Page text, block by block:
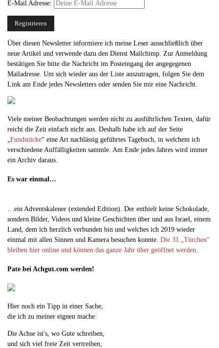
E-Mail Adresse:
Über diesen Newsletter informiere ich meine Leser ausschließlich über
neue Artikel und verwende dazu den Dienst Mailchimp. Zur Anmeldung
bestätigen Sie bitte die Nachricht im Posteingang der angegegenen
Mailadresse. Um sich wieder aus der Liste auszutragen, folgen Sie dem
Link am Ende jedes Newsletters oder senden Sie mir eine Nachricht.
Viele meiner Beobachtungen werden nicht zu ausführlichen Texten, dafür
reicht die Zeit einfach nicht aus. Deshalb habe ich auf der Seite
Fundstücke“ eine Art nachlässig geführtes Tagebuch, in welchem ich
verschiedene Auffälligkeiten sammle. Am Ende jedes Jahres wird immer
ein Archiv daraus.
Es war einmal…
…ein Adventskalener (extended Edition). Der enthielt keine Schokolade,
sondern Bilder, Videos und kleine Geschichten über und aus Israel, einem
Land, dem ich herzlich verbunden bin und welches ich 2019 wieder
einmal mit allen Sinnen und Kamera besuchen konnte. Die 31 „Türchen“
bleiben hier online und können das ganze Jahr über geöffnet werden.
Pate bei Achgut.com werden!
Hier noch ein Tipp in einer Sache,
die ich zu meiner eignen mache:
Die Achse ist's, wo Gute schreiben,
und sich viel freie Zeit vertreiben,